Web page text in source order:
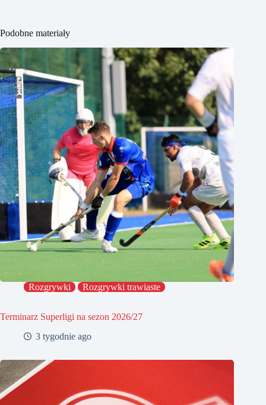
Podobne materiały
Rozgrywki Rozgrywki trawiaste
Terminarz Superligi na sezon 2026/27
3 tygodnie ago